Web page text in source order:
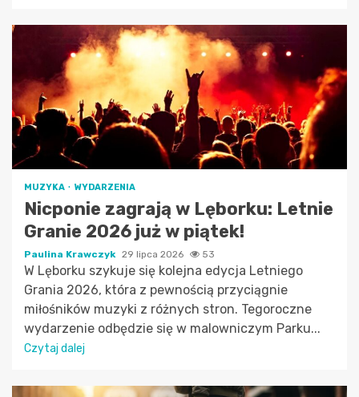
MUZYKA WYDARZENIA
Nicponie zagrają w Lęborku: Letnie
Granie 2026 już w piątek!
Paulina Krawczyk 29 lipca 2026 53
W Lęborku szykuje się kolejna edycja Letniego
Grania 2026, która z pewnością przyciągnie
miłośników muzyki z różnych stron. Tegoroczne
wydarzenie odbędzie się w malowniczym Parku...
Czytaj dalej